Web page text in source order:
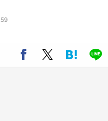
望台でコラボ、本邦初公開
雄が笹かまを食べる！ アニ
』×老舗「鐘崎」コラボで